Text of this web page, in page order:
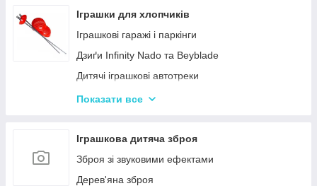
Розвиваючі килимки для немовлят
Нічні світильники для немовлят
Дитячий посуд
Дитяча гігієна та догляд
Дитяча безпека
Іграшки для хлопчиків
Іграшкові гаражі і паркінги
Дзиґи Infinity Nado та Beyblade
Дитячі іграшкові автотреки
Іграшкова залізниця та потяги
Дитячий іграшковий інструмент
Іграшкові роботи-трансформери
Ігрові рольові набори для хлопчиків
Показати все
Іграшкова дитяча зброя
Зброя зі звуковими ефектами
Дерев'яна зброя